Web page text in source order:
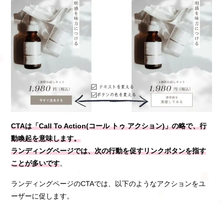
CTAは「Call To Action(コール トゥ アクション)」の略で、行
動喚起を意味します。
ランディングページでは、次の行動を促すリンクボタンを指す
ことが多いです。
ランディングページのCTAでは、以下のようなアクションをユ
ーザーに促します。